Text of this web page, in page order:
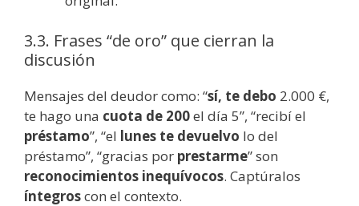
3.3. Frases “de oro” que cierran la
discusión
Mensajes del deudor como: “sí, te debo 2.000 €,
te hago una cuota de 200el día 5”, “recibí el
préstamo”, “el lunes te devuelvo lo del
préstamo”, “gracias por prestarme” son
reconocimientos inequívocos. Captúralos
íntegroscon el contexto.